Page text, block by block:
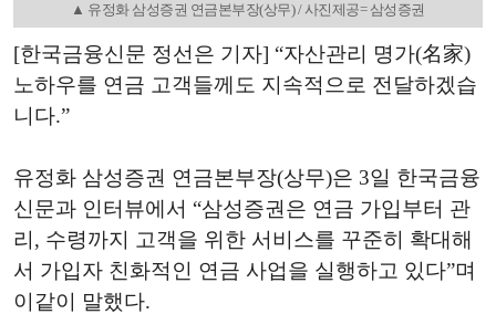
▲ 유정화 삼성증권 연금본부장(상무) / 사진제공= 삼성증권
[한국금융신문 정선은 기자] “자산관리 명가(名家)
노하우를 연금 고객들께도 지속적으로 전달하겠습
니다.”
유정화 삼성증권 연금본부장(상무)은 3일 한국금융
신문과 인터뷰에서 “삼성증권은 연금 가입부터 관
리, 수령까지 고객을 위한 서비스를 꾸준히 확대해
서 가입자 친화적인 연금 사업을 실행하고 있다”며
이같이 말했다.